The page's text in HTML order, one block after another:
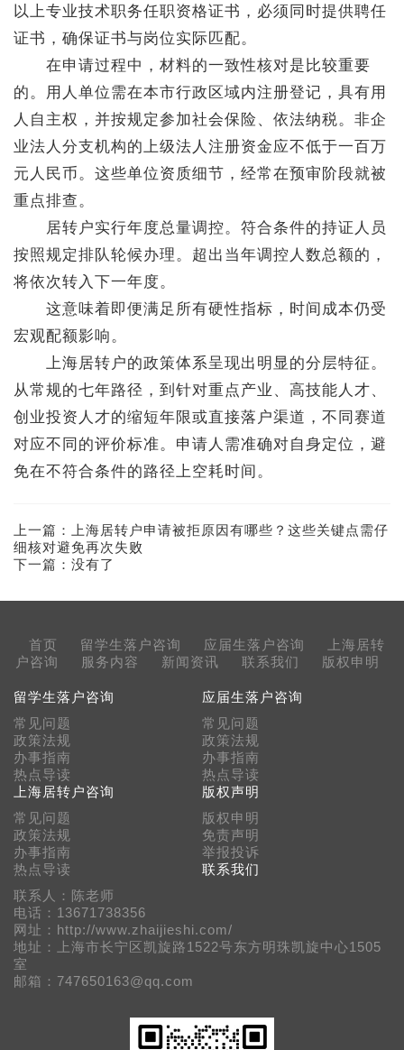
以上专业技术职务任职资格证书，必须同时提供聘任
证书，确保证书与岗位实际匹配。
在申请过程中，材料的一致性核对是比较重要
的。用人单位需在本市行政区域内注册登记，具有用
人自主权，并按规定参加社会保险、依法纳税。非企
业法人分支机构的上级法人注册资金应不低于一百万
元人民币。这些单位资质细节，经常在预审阶段就被
重点排查。
居转户实行年度总量调控。符合条件的持证人员
按照规定排队轮候办理。超出当年调控人数总额的，
将依次转入下一年度。
这意味着即便满足所有硬性指标，时间成本仍受
宏观配额影响。
上海居转户的政策体系呈现出明显的分层特征。
从常规的七年路径，到针对重点产业、高技能人才、
创业投资人才的缩短年限或直接落户渠道，不同赛道
对应不同的评价标准。申请人需准确对自身定位，避
免在不符合条件的路径上空耗时间。
上一篇：
上海居转户申请被拒原因有哪些？这些关键点需仔
细核对避免再次失败
下一篇：没有了
首页 留学生落户咨询 应届生落户咨询
上海居转
户咨询
服务内容 新闻资讯 联系我们 版权申明
留学生落户咨询
常见问题
政策法规
办事指南
热点导读
应届生落户咨询
常见问题
政策法规
办事指南
热点导读
上海居转户咨询
常见问题
政策法规
办事指南
热点导读
版权声明
版权申明
免责声明
举报投诉
联系我们
联系人：陈老师
电话：13671738356
网址：http://www.zhaijieshi.com/
地址：上海市长宁区凯旋路1522号东方明珠凯旋中心1505
室
邮箱：747650163@qq.com